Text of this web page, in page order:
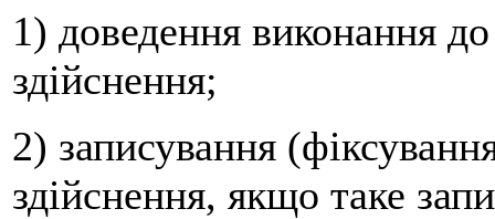
1) доведення виконання
здійснення;
2) записування
здійснення, якщо таке